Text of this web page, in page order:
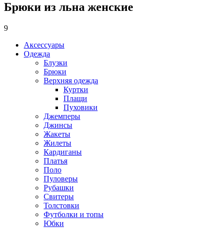
Брюки из льна женские
9
Аксессуары
Одежда
Блузки
Брюки
Верхняя одежда
Куртки
Плащи
Пуховики
Джемперы
Джинсы
Жакеты
Жилеты
Кардиганы
Платья
Поло
Пуловеры
Рубашки
Свитеры
Толстовки
Футболки и топы
Юбки